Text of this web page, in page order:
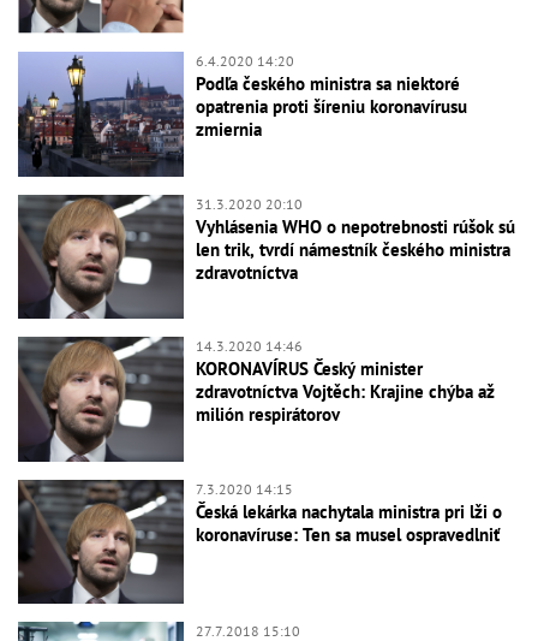
6.4.2020 14:20
Podľa českého ministra sa niektoré
opatrenia proti šíreniu koronavírusu
zmiernia
31.3.2020 20:10
Vyhlásenia WHO o nepotrebnosti rúšok sú
len trik, tvrdí námestník českého ministra
zdravotníctva
14.3.2020 14:46
KORONAVÍRUS Český minister
zdravotníctva Vojtěch: Krajine chýba až
milión respirátorov
7.3.2020 14:15
Česká lekárka nachytala ministra pri lži o
koronavíruse: Ten sa musel ospravedlniť
27.7.2018 15:10